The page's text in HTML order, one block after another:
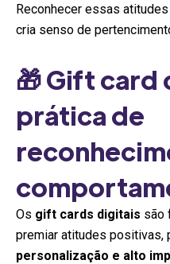
Reconhecer essas
cria senso de
🎁 Gift card
prática de
Os gift cards digitais são
premiar atitudes positivas,
personalização e alto